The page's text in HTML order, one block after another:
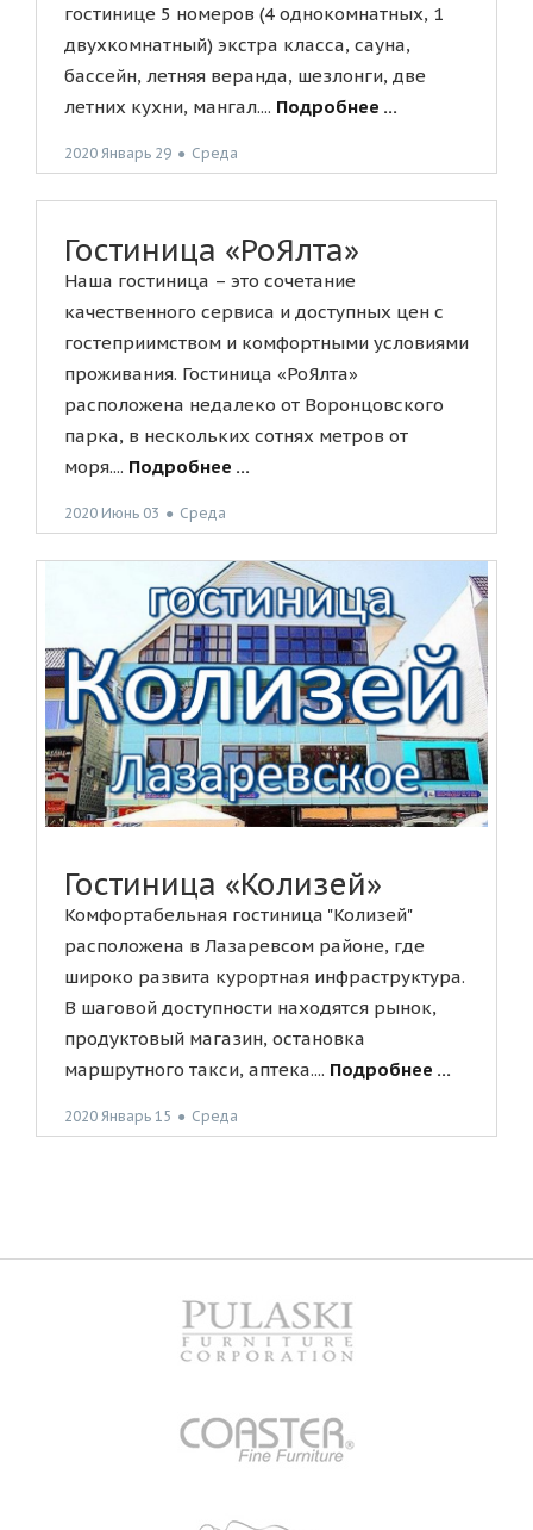
гостинице 5 номеров (4 однокомнатных, 1
двухкомнатный) экстра класса, сауна,
бассейн, летняя веранда, шезлонги, две
летних кухни, мангал.... Подробнее ...
2020 Январь 29 ● Среда
Гостиница «РоЯлта»
Наша гостиница – это сочетание
качественного сервиса и доступных цен с
гостеприимством и комфортными условиями
проживания. Гостиница «РоЯлта»
расположена недалеко от Воронцовского
парка, в нескольких сотнях метров от
моря.... Подробнее ...
2020 Июнь 03 ● Среда
Гостиница «Колизей»
Комфортабельная гостиница "Колизей"
расположена в Лазаревсом районе, где
широко развита курортная инфраструктура.
В шаговой доступности находятся рынок,
продуктовый магазин, остановка
маршрутного такси, аптека.... Подробнее ...
2020 Январь 15 ● Среда